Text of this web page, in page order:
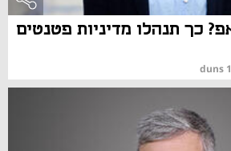
כך תנהלו מדיניות פטנטים